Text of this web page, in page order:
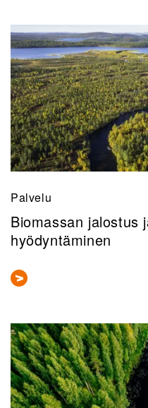
Palvelu
Biomassan jalostus
hyödyntäminen